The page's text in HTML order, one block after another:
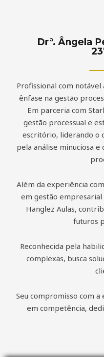
Drª. Ângela
Profissional com notável
ênfase na gestão
Em parceria com
gestão processual e
escritório, liderando o
pela análise minuciosa
Além da experiência
em gestão empresarial
Hanglez Aulas,
futuros
Reconhecida pela
complexas, busca
Seu compromisso com a
em competência,